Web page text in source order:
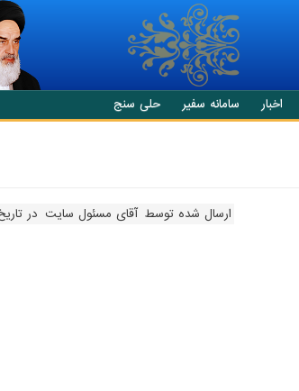
اخبار سامانه سفیر حلی سنج
ارسال شده توسط آقای مسئول سایت در تاریخ س,